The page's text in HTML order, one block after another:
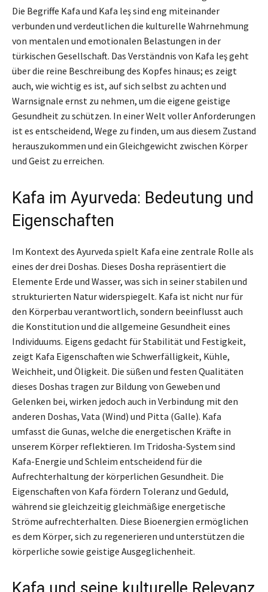
Die Begriffe Kafa und Kafa leş sind eng miteinander
verbunden und verdeutlichen die kulturelle Wahrnehmung
von mentalen und emotionalen Belastungen in der
türkischen Gesellschaft. Das Verständnis von Kafa leş geht
über die reine Beschreibung des Kopfes hinaus; es zeigt
auch, wie wichtig es ist, auf sich selbst zu achten und
Warnsignale ernst zu nehmen, um die eigene geistige
Gesundheit zu schützen. In einer Welt voller Anforderungen
ist es entscheidend, Wege zu finden, um aus diesem Zustand
herauszukommen und ein Gleichgewicht zwischen Körper
und Geist zu erreichen.
Kafa im Ayurveda: Bedeutung und
Eigenschaften
Im Kontext des Ayurveda spielt Kafa eine zentrale Rolle als
eines der drei Doshas. Dieses Dosha repräsentiert die
Elemente Erde und Wasser, was sich in seiner stabilen und
strukturierten Natur widerspiegelt. Kafa ist nicht nur für
den Körperbau verantwortlich, sondern beeinflusst auch
die Konstitution und die allgemeine Gesundheit eines
Individuums. Eigens gedacht für Stabilität und Festigkeit,
zeigt Kafa Eigenschaften wie Schwerfälligkeit, Kühle,
Weichheit, und Öligkeit. Die süßen und festen Qualitäten
dieses Doshas tragen zur Bildung von Geweben und
Gelenken bei, wirken jedoch auch in Verbindung mit den
anderen Doshas, Vata (Wind) und Pitta (Galle). Kafa
umfasst die Gunas, welche die energetischen Kräfte in
unserem Körper reflektieren. Im Tridosha-System sind
Kafa-Energie und Schleim entscheidend für die
Aufrechterhaltung der körperlichen Gesundheit. Die
Eigenschaften von Kafa fördern Toleranz und Geduld,
während sie gleichzeitig gleichmäßige energetische
Ströme aufrechterhalten. Diese Bioenergien ermöglichen
es dem Körper, sich zu regenerieren und unterstützen die
körperliche sowie geistige Ausgeglichenheit.
Kafa und seine kulturelle Relevanz